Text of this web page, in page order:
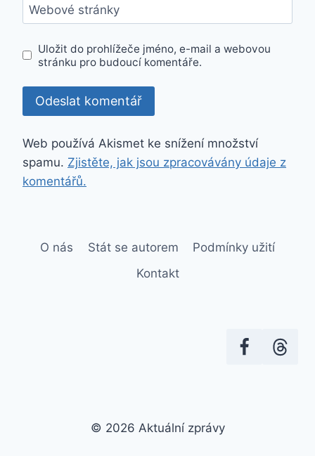
Webové stránky
Uložit do prohlížeče jméno, e-mail a webovou
stránku pro budoucí komentáře.
Web používá Akismet ke snížení množství
spamu. Zjistěte, jak jsou zpracovávány údaje z
komentářů.
O nás Stát se autorem
Podmínky užití
Kontakt
© 2026 Aktuální zprávy